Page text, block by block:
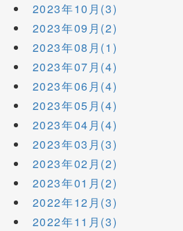
2023年10月(3)
2023年09月(2)
2023年08月(1)
2023年07月(4)
2023年06月(4)
2023年05月(4)
2023年04月(4)
2023年03月(3)
2023年02月(2)
2023年01月(2)
2022年12月(3)
2022年11月(3)